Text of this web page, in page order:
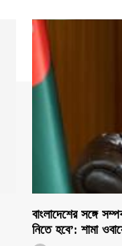
বাংলাদেশের সঙ্গে
নিতে হবে’: শামা